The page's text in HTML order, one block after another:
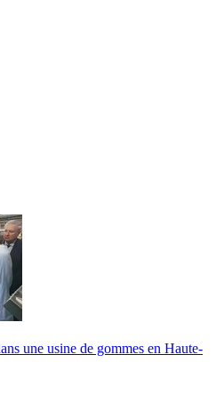
une usine de gommes en Haute-